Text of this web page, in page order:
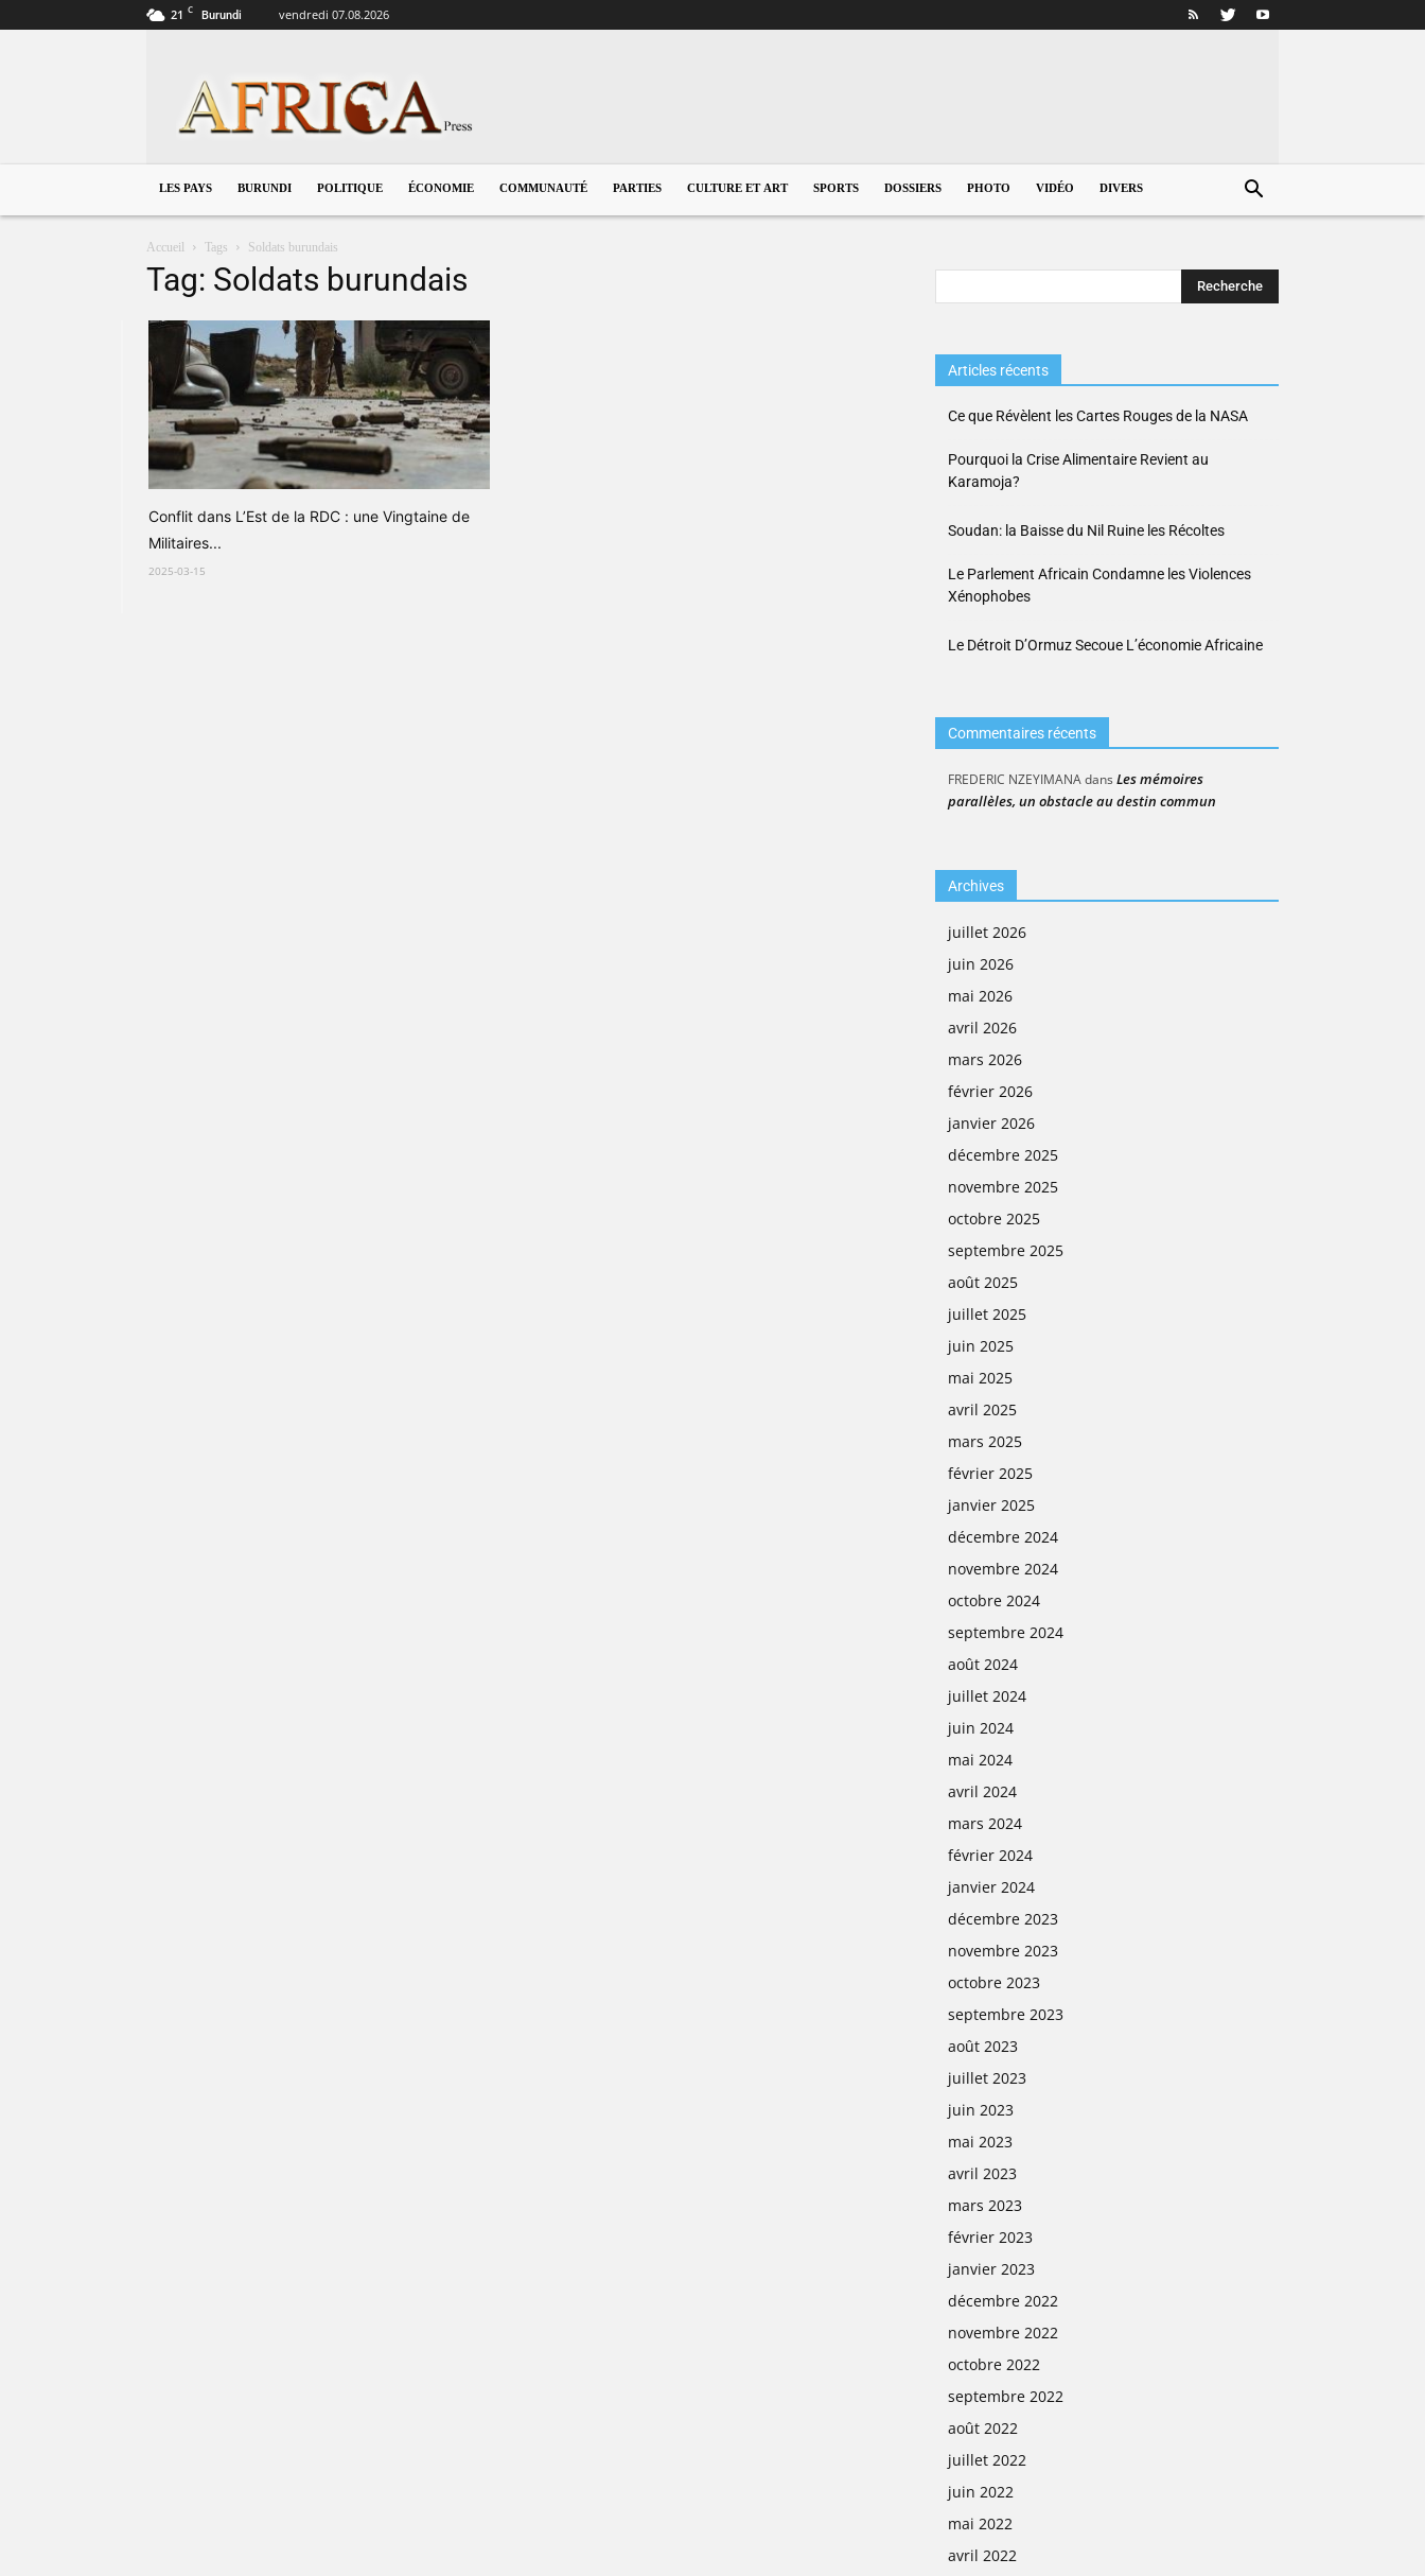
21 C Burundi vendredi 07.08.2026
LES PAYS BURUNDI POLITIQUE ÉCONOMIE COMMUNAUTÉ PARTIES CULTURE ET ART SPORTS DOSSIERS PHOTO VIDÉO DIVERS
Accueil Tags Soldats burundais
Tag: Soldats burundais
Conflit dans L’Est de la RDC : une Vingtaine de
Militaires...
2025-03-15
Articles récents
Ce que Révèlent les Cartes Rouges de la NASA
Pourquoi la Crise Alimentaire Revient au
Karamoja?
Soudan: la Baisse du Nil Ruine les Récoltes
Le Parlement Africain Condamne les Violences
Xénophobes
Le Détroit D’Ormuz Secoue L’économie Africaine
Commentaires récents
FREDERIC NZEYIMANAdans Les mémoires
parallèles, un obstacle au destin commun
Archives
juillet 2026
juin 2026
mai 2026
avril 2026
mars 2026
février 2026
janvier 2026
décembre 2025
novembre 2025
octobre 2025
septembre 2025
août 2025
juillet 2025
juin 2025
mai 2025
avril 2025
mars 2025
février 2025
janvier 2025
décembre 2024
novembre 2024
octobre 2024
septembre 2024
août 2024
juillet 2024
juin 2024
mai 2024
avril 2024
mars 2024
février 2024
janvier 2024
décembre 2023
novembre 2023
octobre 2023
septembre 2023
août 2023
juillet 2023
juin 2023
mai 2023
avril 2023
mars 2023
février 2023
janvier 2023
décembre 2022
novembre 2022
octobre 2022
septembre 2022
août 2022
juillet 2022
juin 2022
mai 2022
avril 2022